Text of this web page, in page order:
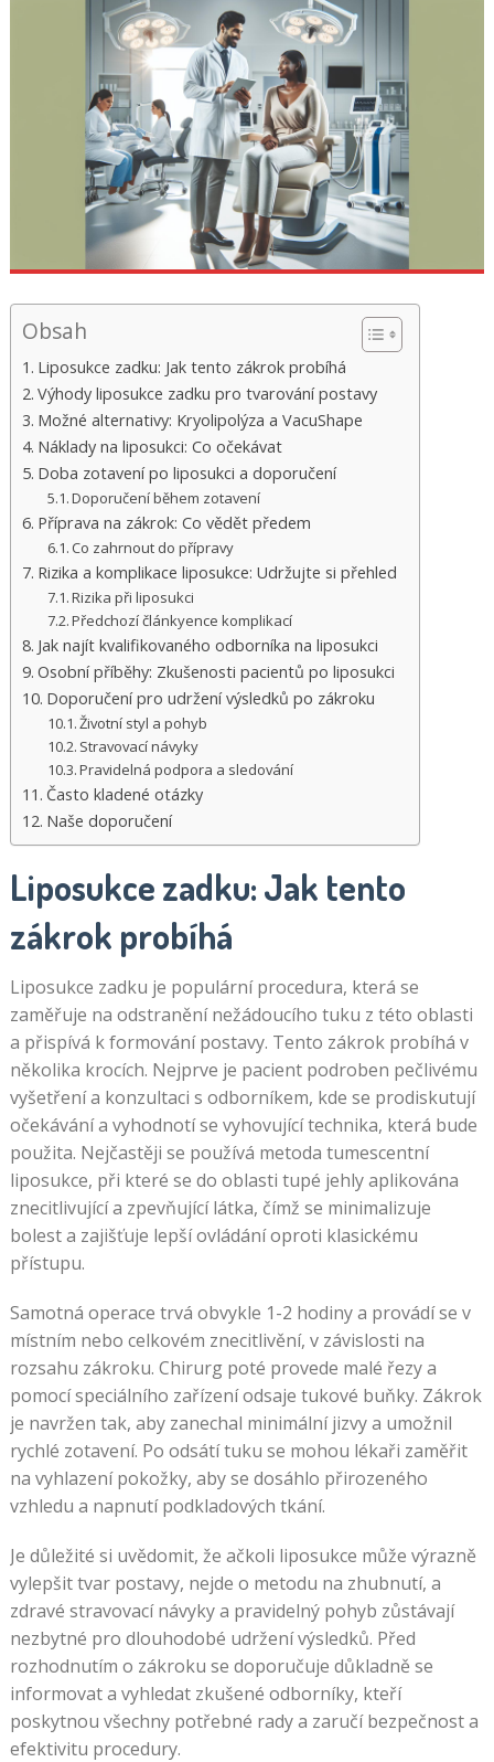
Obsah
Liposukce zadku: Jak tento zákrok probíhá
Výhody liposukce zadku pro tvarování postavy
Možné alternativy: Kryolipolýza a VacuShape
Náklady na liposukci: Co očekávat
Doba zotavení po liposukci a doporučení
Doporučení během zotavení
Příprava na zákrok: Co vědět předem
Co zahrnout do přípravy
Rizika a komplikace liposukce: Udržujte si přehled
Rizika při liposukci
Předchozí článkyence komplikací
Jak najít kvalifikovaného odborníka na liposukci
Osobní příběhy: Zkušenosti pacientů po liposukci
Doporučení pro udržení výsledků po zákroku
Životní styl a pohyb
Stravovací návyky
Pravidelná podpora a sledování
Často kladené otázky
Naše doporučení
Liposukce zadku: Jak tento
zákrok probíhá
Liposukce zadku je populární procedura, která se
zaměřuje na odstranění nežádoucího tuku z této oblasti
a přispívá k formování postavy. Tento zákrok probíhá v
několika krocích. Nejprve je pacient podroben pečlivému
vyšetření a konzultaci s odborníkem, kde se prodiskutují
očekávání a vyhodnotí se vyhovující technika, která bude
použita. Nejčastěji se používá metoda tumescentní
liposukce, při které se do oblasti tupé jehly aplikována
znecitlivující a zpevňující látka, čímž se minimalizuje
bolest a zajišťuje lepší ovládání oproti klasickému
přístupu.
Samotná operace trvá obvykle 1-2 hodiny a provádí se v
místním nebo celkovém znecitlivění, v závislosti na
rozsahu zákroku. Chirurg poté provede malé řezy a
pomocí speciálního zařízení odsaje tukové buňky. Zákrok
je navržen tak, aby zanechal minimální jizvy a umožnil
rychlé zotavení. Po odsátí tuku se mohou lékaři zaměřit
na vyhlazení pokožky, aby se dosáhlo přirozeného
vzhledu a napnutí podkladových tkání.
Je důležité si uvědomit, že ačkoli liposukce může výrazně
vylepšit tvar postavy, nejde o metodu na zhubnutí, a
zdravé stravovací návyky a pravidelný pohyb zůstávají
nezbytné pro dlouhodobé udržení výsledků. Před
rozhodnutím o zákroku se doporučuje důkladně se
informovat a vyhledat zkušené odborníky, kteří
poskytnou všechny potřebné rady a zaručí bezpečnost a
efektivitu procedury.